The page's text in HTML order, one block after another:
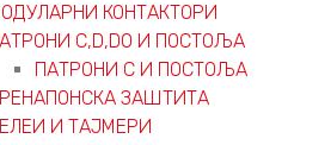
КОНТАКТОРИ
C,D,D0 И ПОСТОЉА
ПАТРОНИ C И ПОСТОЉА
ЗАШТИТА
И ТАЈМЕРИ